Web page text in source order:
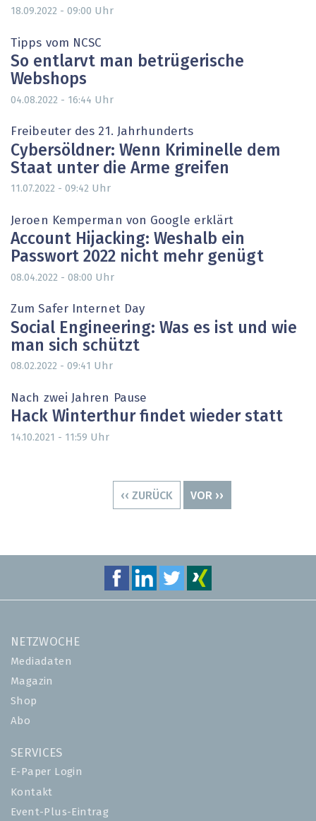
18.09.2022 - 09:00 Uhr
Tipps vom NCSC
So entlarvt man betrügerische
Webshops
04.08.2022 - 16:44 Uhr
Freibeuter des 21. Jahrhunderts
Cybersöldner: Wenn Kriminelle dem
Staat unter die Arme greifen
11.07.2022 - 09:42 Uhr
Jeroen Kemperman von Google erklärt
Account Hijacking: Weshalb ein
Passwort 2022 nicht mehr genügt
08.04.2022 - 08:00 Uhr
Zum Safer Internet Day
Social Engineering: Was es ist und wie
man sich schützt
08.02.2022 - 09:41 Uhr
Nach zwei Jahren Pause
Hack Winterthur findet wieder statt
14.10.2021 - 11:59 Uhr
VORHERIGE
‹‹ ZURÜCK
NÄCHSTE
VOR ››
NETZWOCHE
Mediadaten
Magazin
Shop
Abo
SERVICES
E-Paper Login
Kontakt
Event-Plus-Eintrag